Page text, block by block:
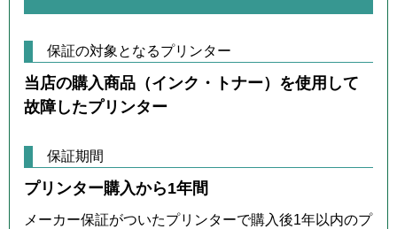
保証の対象となるプリンター
当店の購入商品（インク・トナー）を使用して
故障したプリンター
保証期間
プリンター購入から1年間
メーカー保証がついたプリンターで購入後1年以内のプ